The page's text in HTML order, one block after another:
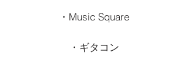
・Music Square
・ギタコン